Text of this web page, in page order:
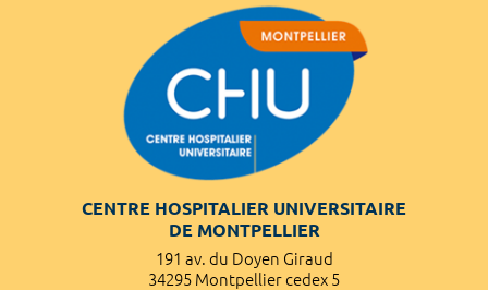
CENTRE HOSPITALIER UNIVERSITAIRE
DE MONTPELLIER
191 av. du Doyen Giraud
34295 Montpellier cedex 5